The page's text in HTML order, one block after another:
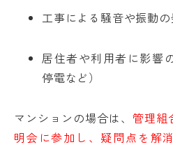
工事による騒音や振動
居住者や利用者に影響
停電など）
マンションの場合は、管理組
明会に参加し、疑問点を解